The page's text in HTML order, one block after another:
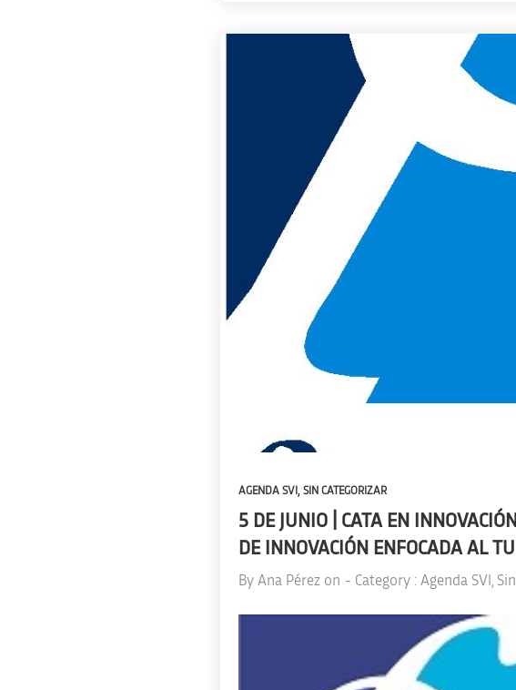
AGENDA SVI , SIN CATEGORIZAR
5 DE JUNIO | CATA EN
DE INNOVACIÓN ENFOCADA AL
By Ana Pérez on - Category : Agenda SVI